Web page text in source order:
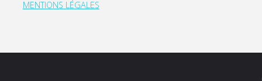
MENTIONS LÉGALES